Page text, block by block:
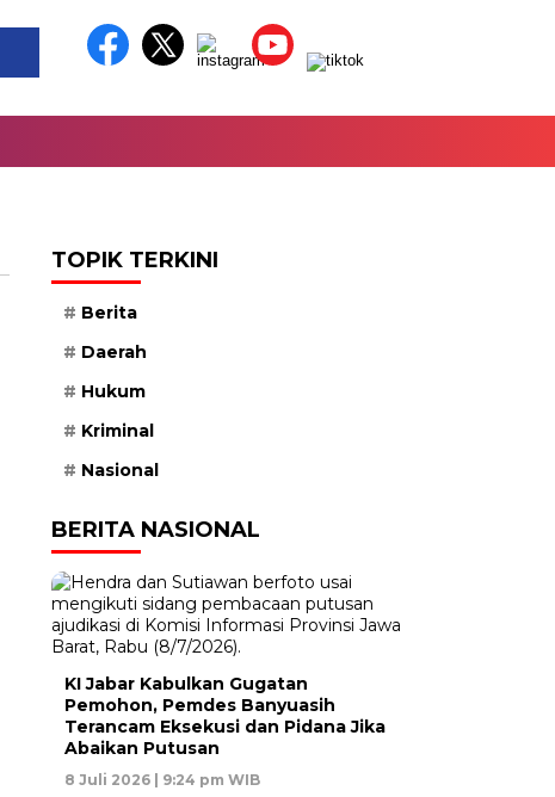
TOPIK TERKINI
Berita
Daerah
Hukum
Kriminal
Nasional
BERITA NASIONAL
KI Jabar Kabulkan Gugatan
Pemohon, Pemdes Banyuasih
Terancam Eksekusi dan Pidana Jika
Abaikan Putusan
8 Juli 2026 | 9:24 pm WIB